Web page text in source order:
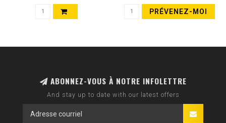
PRÉVENEZ-MOI
ABONNEZ-VOUS À NOTRE INFOLETTRE
And stay up to date with our latest offers